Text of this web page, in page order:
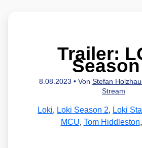
Trailer:
8.08.2023 • Von Stefan
Stream
Loki, Loki Season 2, Loki
MCU, Tom Hiddleston,